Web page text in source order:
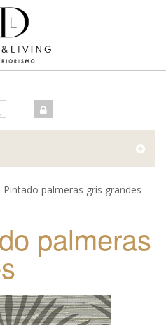
FÍSICA
Pintado palmeras gris grandes
palmeras